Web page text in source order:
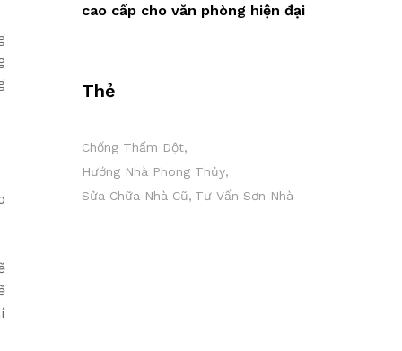
cao cấp cho văn phòng hiện đại
Thẻ
Chống Thấm Dột
Hướng Nhà Phong Thủy
Sửa Chữa Nhà Cũ Tư Vấn Sơn Nhà